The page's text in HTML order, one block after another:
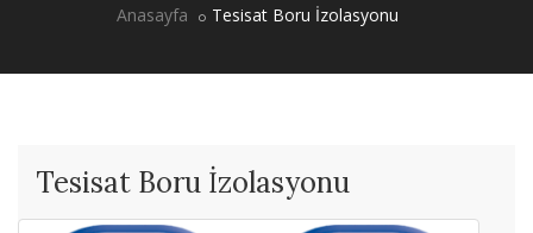
Anasayfa Tesisat Boru İzolasyonu
Tesisat Boru İzolasyonu